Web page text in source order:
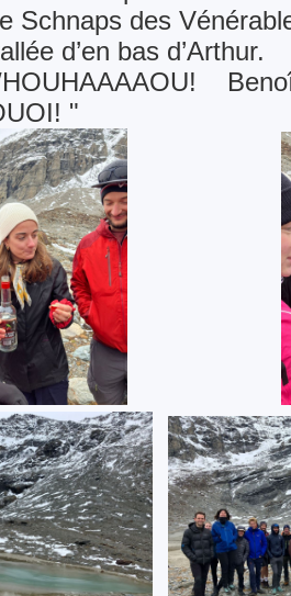
Schnaps des
d’en bas d’Arthur.
"